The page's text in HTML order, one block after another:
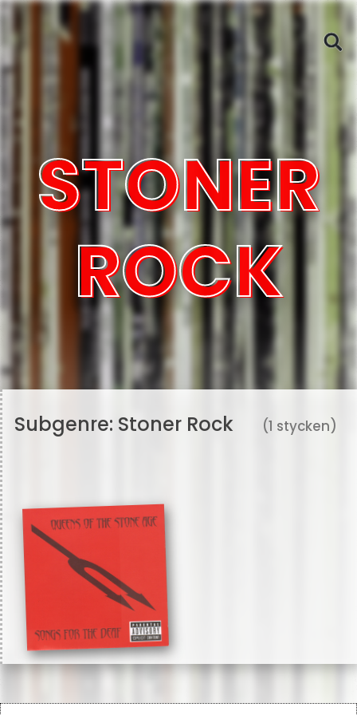
STONER
ROCK
Subgenre: Stoner Rock (1 stycken)